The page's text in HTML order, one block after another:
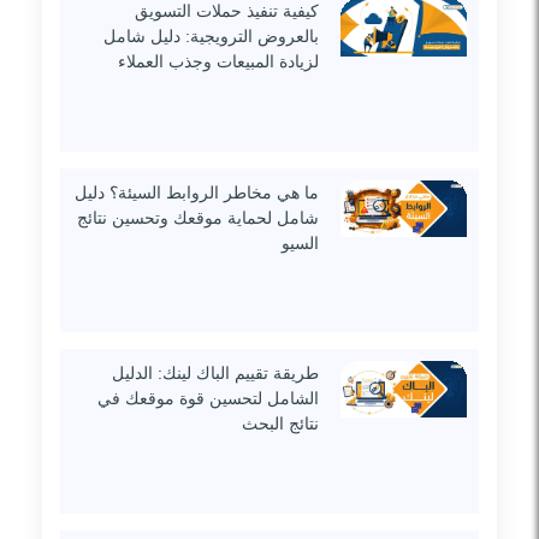
كيفية تنفيذ حملات التسويق
بالعروض الترويجية: دليل شامل
لزيادة المبيعات وجذب العملاء
ما هي مخاطر الروابط السيئة؟ دليل
شامل لحماية موقعك وتحسين نتائج
السيو
طريقة تقييم الباك لينك: الدليل
الشامل لتحسين قوة موقعك في
نتائج البحث